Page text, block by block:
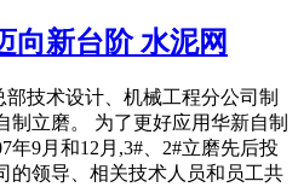
向新台阶 水泥网
技术设计、机械工程分公司制
制立磨。 为了更好应用华新自制
年9月和12月,3#、2#立磨先后投
的领导、相关技术人员和员工共